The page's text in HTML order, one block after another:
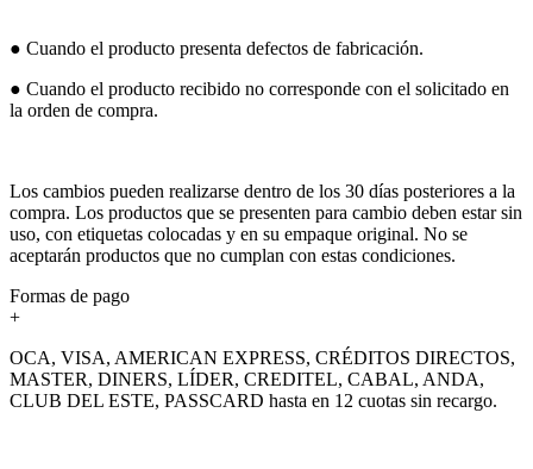
● Cuando el producto presenta defectos de fabricación.
● Cuando el producto recibido no corresponde con el solicitado en
la orden de compra.
Los cambios pueden realizarse dentro de los 30 días posteriores a la
compra. Los productos que se presenten para cambio deben estar sin
uso, con etiquetas colocadas y en su empaque original. No se
aceptarán productos que no cumplan con estas condiciones.
Formas de pago
+
OCA, VISA, AMERICAN EXPRESS, CRÉDITOS DIRECTOS,
MASTER, DINERS, LÍDER, CREDITEL, CABAL, ANDA,
CLUB DEL ESTE, PASSCARD hasta en 12 cuotas sin recargo.